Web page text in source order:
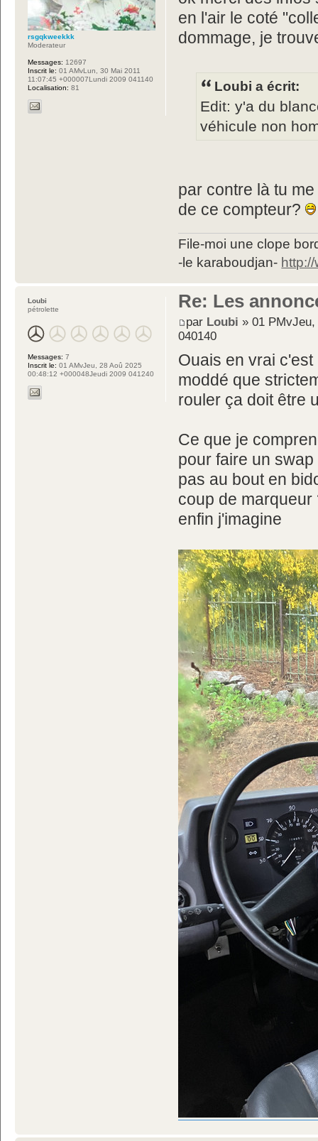
en l'air le coté
dommage, je
Loubi a écrit:
Edit: y'a du
véhicule non
par contre là tu
de ce compteur?
File-moi une clope
-le karaboudjan-
rsgqkweekkk
Moderateur
Messages: 12697
Inscrit le: 01 AMvLun, 30 Mai 2011
11:07:45 +000007Lundi 2009 041140
Localisation: 81
Re: Les
par Loubi » 01 PMvJeu,
040140
Ouais en vrai
moddé que
rouler ça doit être
Ce que je
pour faire un
pas au bout en
coup de marqueur
enfin j'imagine
Loubi
pétrolette
Messages: 7
Inscrit le: 01 AMvJeu, 28 Aoû 2025
00:48:12 +000048Jeudi 2009 041240